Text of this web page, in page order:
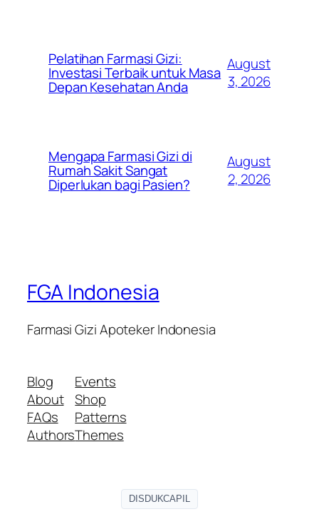
Pelatihan Farmasi Gizi:
Investasi Terbaik untuk Masa
Depan Kesehatan Anda
August
3, 2026
Mengapa Farmasi Gizi di
Rumah Sakit Sangat
Diperlukan bagi Pasien?
August
2, 2026
FGA Indonesia
Farmasi Gizi Apoteker Indonesia
Blog
About
FAQs
Authors
Events
Shop
Patterns
Themes
DISDUKCAPIL